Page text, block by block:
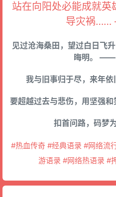
站在向阳处必能成就英
导灾祸
见过沧海桑田，望过白日飞
晦明。 ——
我与旧事归于尽，来年
要超越过去与悲伤，用坚强
扣首问路，码梦
#热血传奇 #经典语录 #网络流
游语录 #网络热语录 #